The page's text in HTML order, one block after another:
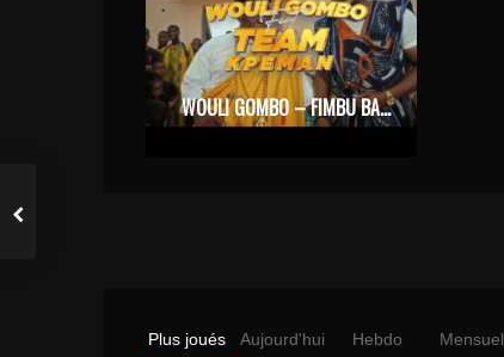
WOULI GOMBO – FIMBU BAOULÉ FT LA TEAM KPÈMAN
Plus joués Aujourd'hui Hebdo Mensuel